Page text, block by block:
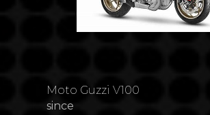
Moto Guzzi V100
since